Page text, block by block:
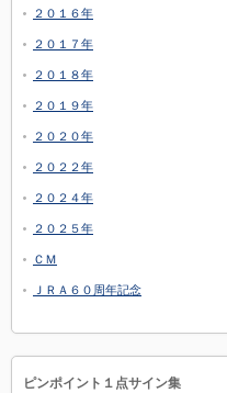
２０１６年
２０１７年
２０１８年
２０１９年
２０２０年
２０２２年
２０２４年
２０２５年
ＣＭ
ＪＲＡ６０周年記念
ピンポイント１点サイン集